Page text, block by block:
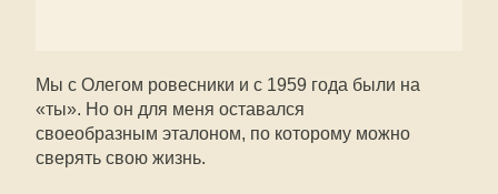
Мы с Олегом ровесники и с 1959 года были на
«ты». Но он для меня оставался
своеобразным эталоном, по которому можно
сверять свою жизнь.